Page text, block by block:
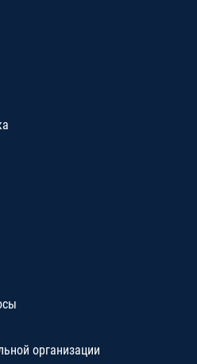
организации